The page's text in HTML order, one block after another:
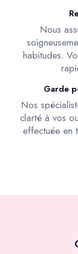
Nous
habitudes.
Garde
Nos
clarté à vos
effectuée en